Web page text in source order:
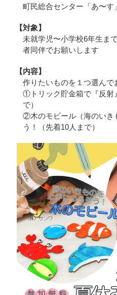
町民総合センター「あ〜
【対象】
未就学児〜小学校6年生
者同伴でお願いします
【内容】
作りたいものを１つ選んで
①トリック貯金箱で『反射
で）
②木のモビール（海のいき
う！（先着10人まで）